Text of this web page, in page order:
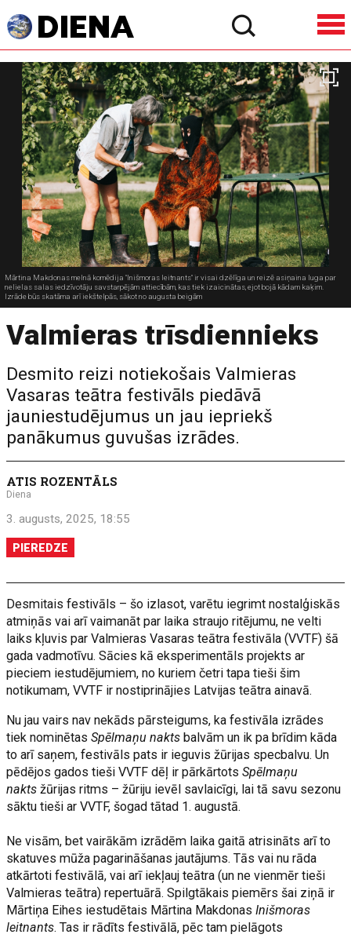
Mārtina Makdonas melnā komēdija "Inišmoras leitnants" ir visai dzēlīga un reizē asiņaina luga par
nelielas salas iedzīvotāju savstarpējām attiecībām, kas tiek izaicinātas, ejot bojā kādam kaķim.
Izrāde būs skatāma arī iekštelpās, sākot no augusta beigām
Valmieras trīsdiennieks
Desmito reizi notiekošais Valmieras
Vasaras teātra festivāls piedāvā
jauniestudējumus un jau iepriekš
panākumus guvušas izrādes.
ATIS ROZENTĀLS
Diena
3. augusts, 2025, 18:55
PIEREDZE
Desmitais festivāls – šo izlasot, varētu iegrimt nostalģiskās
atmiņās vai arī vaimanāt par laika straujo ritējumu, ne velti
laiks kļuvis par Valmieras Vasaras teātra festivāla (VVTF) šā
gada vadmotīvu. Sācies kā eksperimentāls projekts ar
pieciem iestudējumiem, no kuriem četri tapa tieši šim
notikumam, VVTF ir nostiprinājies Latvijas teātra ainavā.
Nu jau vairs nav nekāds pārsteigums, ka festivāla izrādes
tiek nominētasSpēlmaņu nakts balvām un ik pa brīdim kāda
to arī saņem, festivāls pats ir ieguvis žūrijas specbalvu. Un
pēdējos gados tieši VVTF dēļ ir pārkārtotsSpēlmaņu
nakts žūrijas ritms – žūriju ievēl savlaicīgi, lai tā savu sezonu
sāktu tieši ar VVTF, šogad tātad 1. augustā.
Ne visām, bet vairākām izrādēm laika gaitā atrisināts arī to
skatuves mūža pagarināšanas jautājums. Tās vai nu rāda
atkārtoti festivālā, vai arī iekļauj teātra (un ne vienmēr tieši
Valmieras teātra) repertuārā. Spilgtākais piemērs šai ziņā ir
Mārtiņa Eihes iestudētais Mārtina MakdonasInišmoras
leitnants. Tas ir rādīts festivālā, pēc tam pielāgots